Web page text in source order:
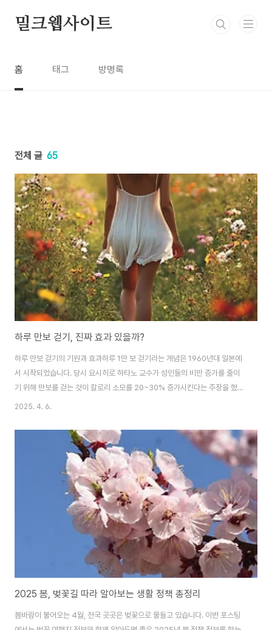
밀크웹사이트
홈 태그 방명록
전체 글 65
하루 만보 걷기, 진짜 효과 있을까?
하루 만보 걷기의 기원과 효과하루 1만 보 걷기라는 개념은 1960년대 일본에
서 시작되었습니다. 당시 요시히로 하타노 교수가 성인들의 비만 증가를 줄이
기 위해 만보를 걷는 것이 칼로리 소모를 20~30% 증가시킨다는 주장을 했
고, 이를 기반으로 만보기 마케팅이 성공적으로 이루어졌습니다.하루 1만 보를
만, 실제로 이를 매일 실천하기는 어려운 경우가 많습니다.최적의 걸음 수와 건
강 효과최근 연구들은 하루 1만 보가 아니라 더 적은 걸음 수에서도 충분한 건
강 효과를 얻을 수 있음을 보여줍니다:하루 2,300보부터 심혈관 질환 사망 위
험이 감소하며, 4,000보부터는 모든 원인으로 인한 사망 위험이 줄어들기 시
작합니다.하루 7,00..
2025. 4. 6.
2025 봄, 벚꽃길 따라 알아보는 생활 정책 총정리
봄바람이 불어오는 4월, 전국 곳곳은 벚꽃으로 물들고 있습니다. 이번 포스팅